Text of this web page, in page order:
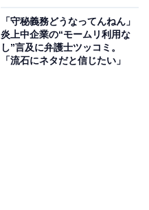
「守秘義務どうなってんねん」
炎上中企業の“モームリ利用な
し”言及に弁護士ツッコミ。
「流石にネタだと信じたい」